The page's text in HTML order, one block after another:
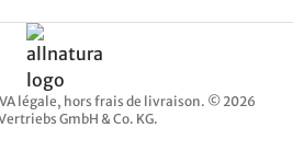
légale, hors frais de livraison. © 2026
GmbH & Co. KG.